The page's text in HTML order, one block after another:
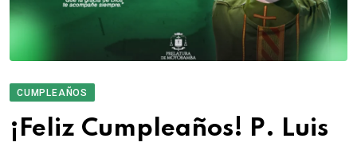
CUMPLEAÑOS
¡Feliz Cumpleaños! P. Luis